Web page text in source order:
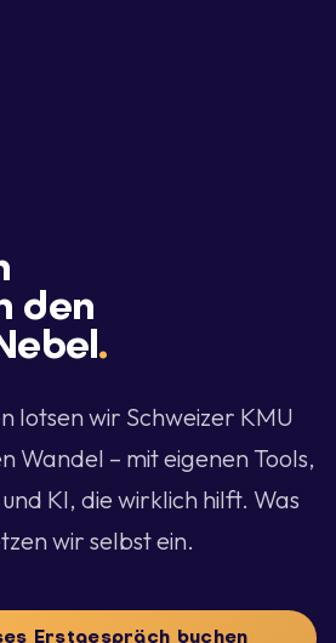
den
.
lotsen wir Schweizer KMU
Wandel – mit eigenen Tools,
KI, die wirklich hilft. Was
wir selbst ein.
Erstgespräch buchen